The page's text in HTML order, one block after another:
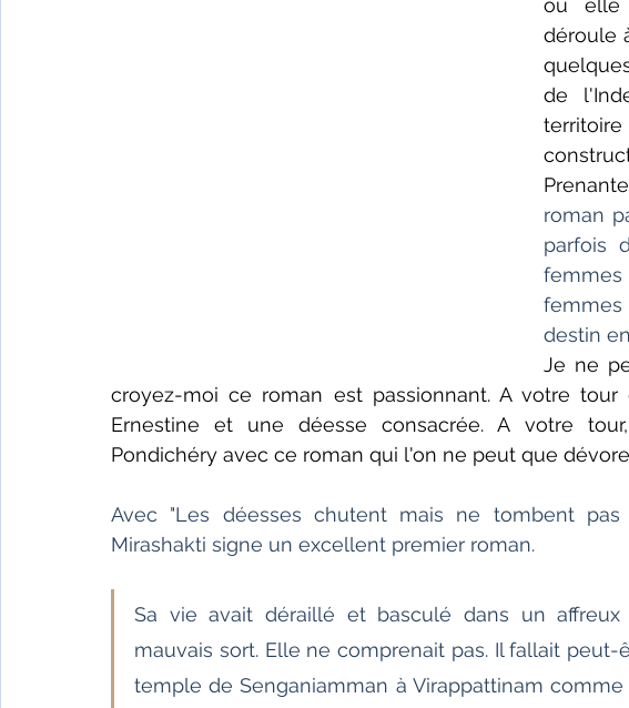
où elle
déroule
de
roman
parfois
Je ne
croyez-moi ce roman est passionnant. A votre tour
Ernestine et une déesse consacrée. A votre
Pondichéry avec ce roman qui l'on ne peut que
Avec "Les déesses chutent mais ne tombent
Mirashakti signe un excellent premier roman.
Sa vie avait déraillé et basculé dans un
mauvais sort. Elle ne comprenait pas. Il fallait
temple de Senganiamman à Virappattinam